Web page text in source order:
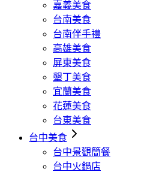
嘉義美食
台南美食
台南伴手禮
高雄美食
屏東美食
墾丁美食
宜蘭美食
花蓮美食
台東美食
台中美食
台中景觀簡餐
台中火鍋店